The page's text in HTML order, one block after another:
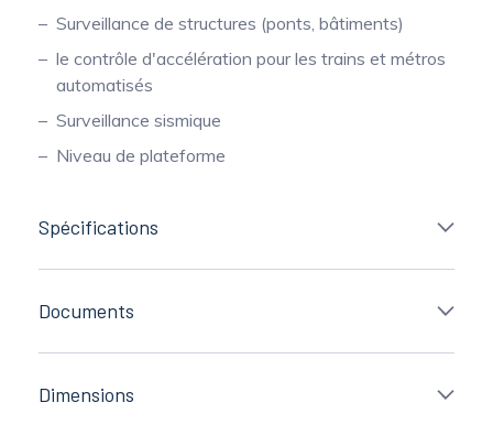
Surveillance de structures (ponts, bâtiments)
le contrôle d'accélération pour les trains et métros
automatisés
Surveillance sismique
Niveau de plateforme
Spécifications
Documents
Dimensions